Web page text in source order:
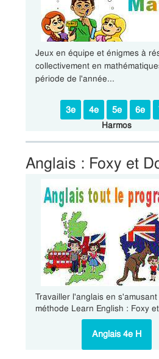
Jeux en équipe et énigmes à
collectivement en
période de l'année...
3e 4e 5e 6e
Harmos
Anglais : Foxy et
Travailler l'anglais en
méthode Learn English : Foxy
Anglais 4e H